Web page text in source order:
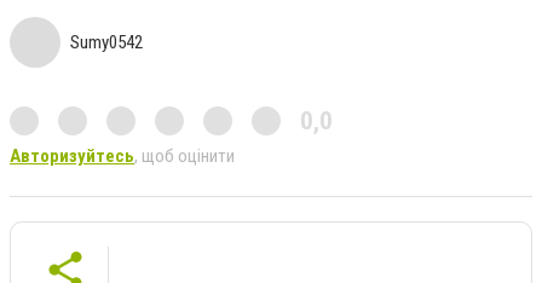
Sumy0542
0,0
Авторизуйтесь, щоб оцінити